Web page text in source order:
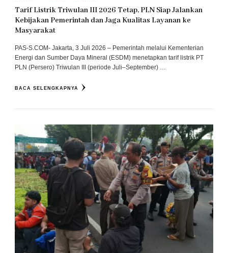
Tarif Listrik Triwulan III 2026 Tetap, PLN Siap Jalankan
Kebijakan Pemerintah dan Jaga Kualitas Layanan ke
Masyarakat
PAS-S.COM- Jakarta, 3 Juli 2026 – Pemerintah melalui Kementerian
Energi dan Sumber Daya Mineral (ESDM) menetapkan tarif listrik PT
PLN (Persero) Triwulan III (periode Juli–September) …
BACA SELENGKAPNYA